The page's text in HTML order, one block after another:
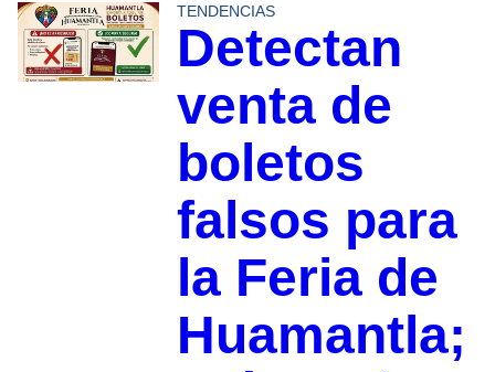
TENDENCIAS
Detectan
venta de
boletos
falsos para
la Feria de
Huamantla;